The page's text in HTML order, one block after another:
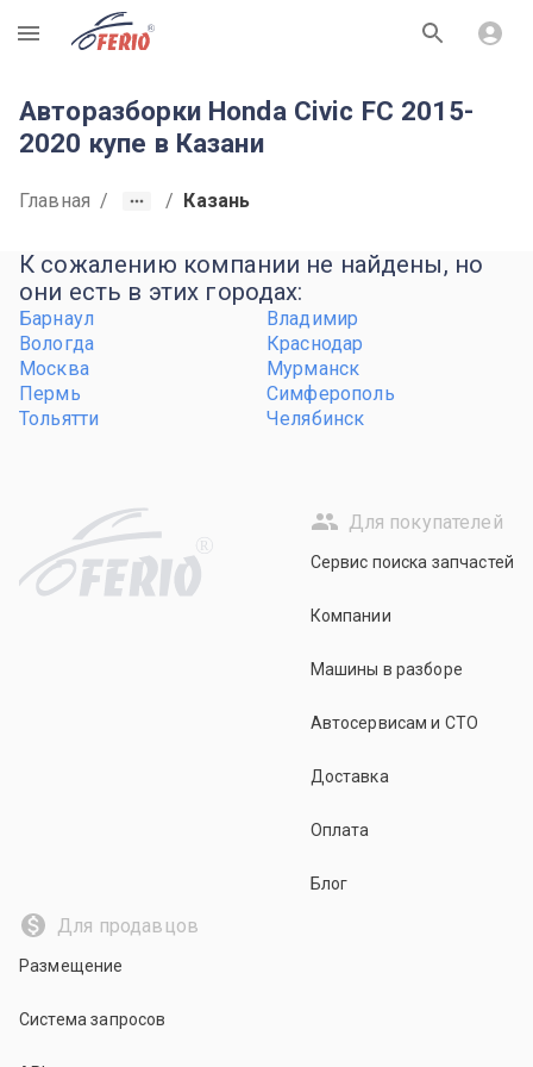
R
Авторазборки Honda Civic FC 2015-
2020 купе в Казани
Главная / / Казань
К сожалению компании не найдены, но
они есть в этих городах:
Барнаул
Владимир
Вологда
Краснодар
Москва
Мурманск
Пермь
Симферополь
Тольятти
Челябинск
R
Для покупателей
Сервис поиска запчастей
Компании
Машины в разборе
Автосервисам и СТО
Доставка
Оплата
Блог
Для продавцов
Размещение
Система запросов